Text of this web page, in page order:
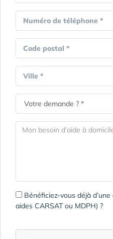
Numéro de téléphone *
Code postal *
Ville *
Bénéficiez-vous déjà
aides CARSAT ou MDPH) ?